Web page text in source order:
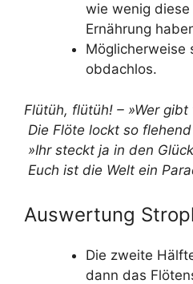
wie wenig
Ernährung
Möglicherweise
obdachlos.
Flütüh, flütüh! – »Wer gibt
Die Flöte lockt so
»Ihr steckt ja in den
Euch ist die Welt ein
Auswertung
Die zweite
dann das